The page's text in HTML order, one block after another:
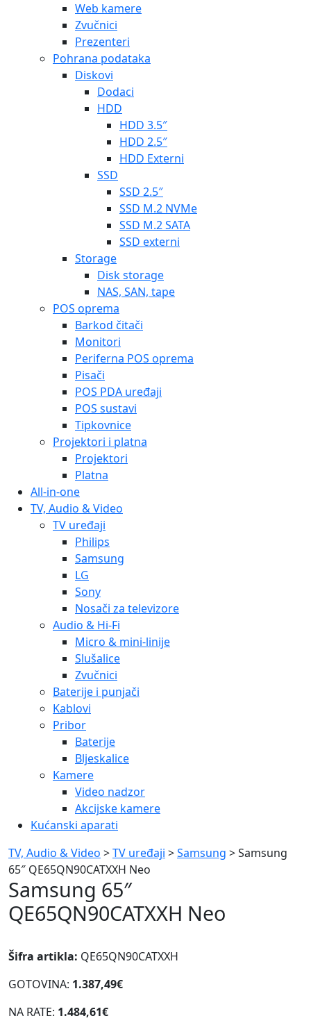
Web kamere
Zvučnici
Prezenteri
Pohrana podataka
Diskovi
Dodaci
HDD
HDD 3.5″
HDD 2.5″
HDD Externi
SSD
SSD 2.5″
SSD M.2 NVMe
SSD M.2 SATA
SSD externi
Storage
Disk storage
NAS, SAN, tape
POS oprema
Barkod čitači
Monitori
Periferna POS oprema
Pisači
POS PDA uređaji
POS sustavi
Tipkovnice
Projektori i platna
Projektori
Platna
All-in-one
TV, Audio & Video
TV uređaji
Philips
Samsung
LG
Sony
Nosači za televizore
Audio & Hi-Fi
Micro & mini-linije
Slušalice
Zvučnici
Baterije i punjači
Kablovi
Pribor
Baterije
Bljeskalice
Kamere
Video nadzor
Akcijske kamere
Kućanski aparati
TV, Audio & Video >TV uređaji >Samsung > Samsung
65″ QE65QN90CATXXH Neo
Samsung 65″
QE65QN90CATXXH Neo
Šifra artikla: QE65QN90CATXXH
GOTOVINA: 1.387,49€
NA RATE: 1.484,61€